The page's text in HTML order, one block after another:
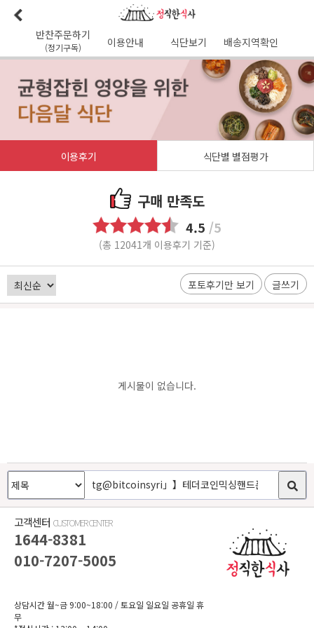
반찬주문하기
(정기구독) 이용안내 식단보기 배송지역확인
이용후기 배송가능지역
식단사진 1:1문의 다음달식단
이용약관
배송시간 오전7시 이전 배송 보장 (새벽배송 가능지역)
이용후기 식단별 별점평가
구매 만족도
4.5 /5
(총 12041개 이용후기 기준)
포토후기만 보기 글쓰기
게시물이 없습니다.
고객센터 CUSTOMER CENTER
1644-8381
010-7207-5005
상담시간 월~금 9:00~18:00 / 토요일 일요일 공휴일 휴
무